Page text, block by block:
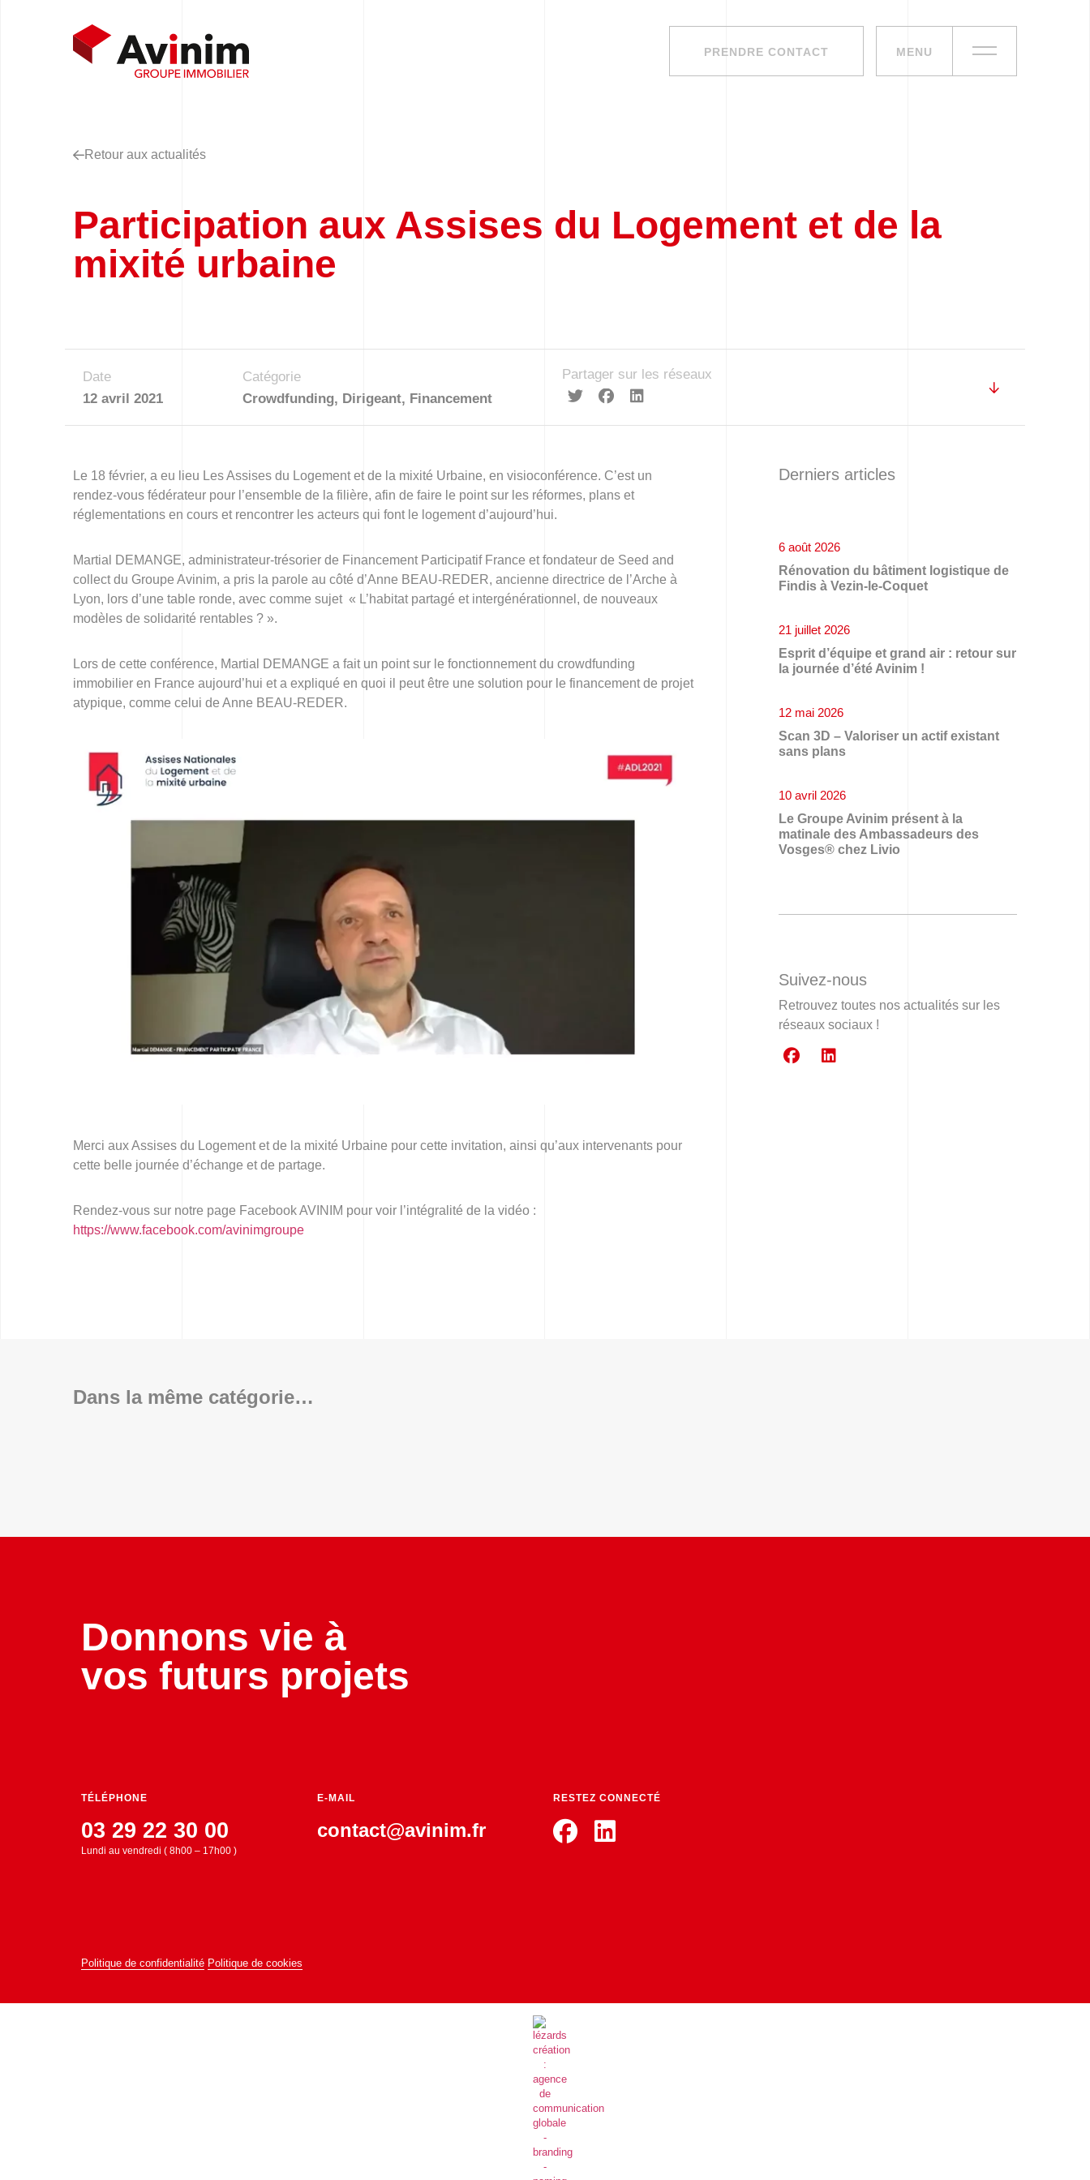
PRENDRE CONTACT MENU
Nos solutions
Le groupe
Retour aux actualités
Participation aux Assises du Logement et de la
mixité urbaine
Date
12 avril 2021
Catégorie
Crowdfunding, Dirigeant, Financement
Partager sur les réseaux
Le 18 février, a eu lieu Les Assises du Logement et de la mixité Urbaine, en visioconférence. C’est un
rendez-vous fédérateur pour l’ensemble de la filière, afin de faire le point sur les réformes, plans et
réglementations en cours et rencontrer les acteurs qui font le logement d’aujourd’hui.
Martial DEMANGE, administrateur-trésorier de Financement Participatif France et fondateur de Seed and
collect du Groupe Avinim, a pris la parole au côté d’Anne BEAU-REDER, ancienne directrice de l’Arche à
Lyon, lors d’une table ronde, avec comme sujet « L’habitat partagé et intergénérationnel, de nouveaux
modèles de solidarité rentables ? ».
Lors de cette conférence, Martial DEMANGE a fait un point sur le fonctionnement du crowdfunding
immobilier en France aujourd’hui et a expliqué en quoi il peut être une solution pour le financement de projet
atypique, comme celui de Anne BEAU-REDER.
Merci aux Assises du Logement et de la mixité Urbaine pour cette invitation, ainsi qu’aux intervenants pour
cette belle journée d’échange et de partage.
Rendez-vous sur notre page Facebook AVINIM pour voir l’intégralité de la vidéo :
https://www.facebook.com/avinimgroupe
Derniers articles
Rénovation du bâtiment logistique de
Findis à Vezin-le-Coquet
6 août 2026
Esprit d’équipe et grand air : retour sur
la journée d’été Avinim !
21 juillet 2026
Scan 3D – Valoriser un actif existant
sans plans
12 mai 2026
Le Groupe Avinim présent à la
matinale des Ambassadeurs des
Vosges® chez Livio
10 avril 2026
Suivez-nous
Retrouvez toutes nos actualités sur les
réseaux sociaux !
Dans la même catégorie…
Donnons vie à
vos futurs projets
TÉLÉPHONE
03 29 22 30 00
Lundi au vendredi ( 8h00 – 17h00 )
E-MAIL
contact@avinim.fr
RESTEZ CONNECTÉ
Politique de confidentialité Politique de cookies